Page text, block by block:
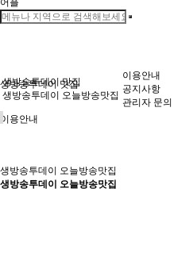
어플
생방송투데이 맛집
이용안내
생방송투데이 맛집
생방송투데이 오늘방송맛집
이용안내
공지사항
관리자 문의
생방송투데이 오늘방송맛집
생방송투데이 오늘방송맛집